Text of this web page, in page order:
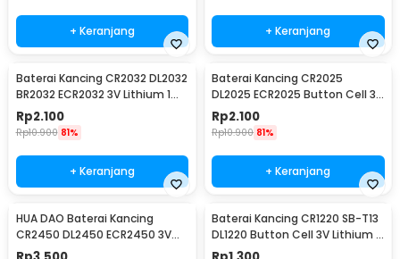
+ Keranjang + Keranjang
Baterai Kancing CR2032 DL2032
BR2032 ECR2032 3V Lithium 1
PCS
Rp2.100
Rp10.900 81%
+ Keranjang
Baterai Kancing CR2025
DL2025 ECR2025 Button Cell 3V
Lithium 1 PCS
Rp2.100
Rp10.900 81%
+ Keranjang
HUA DAO Baterai Kancing
CR2450 DL2450 ECR2450 3V
Lithium 1 PCS
Baterai Kancing CR1220 SB-T13
DL1220 Button Cell 3V Lithium 1
PCS